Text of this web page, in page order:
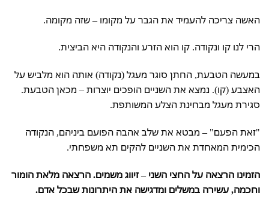
האשה צריכה להעמיד את הגבר על מקומו – שזה מקומה.
הרי לנו קו ונקודה. קו הוא הזרע והנקודה היא הביצית.
במעשה הטבעת, החתן סוגר מעגל (נקודה) אותה הוא מלביש על
האצבע (קו). נמצא את השניים הופכים יוצרות – מכאן הטבעת.
סגירת מעגל מבחינת הצלע המשותפת.
"זאת הפעם" – מבטא את שלב אהבה הפועם ביניהם, הנקודה
הכימית המאחדת את השניים להקים תא משפחתי.
הזמינו הרצאה על החצי השני – זיווג משמים. הרצאה מלאת הומור
וחכמה, עשירה במשלים ומדגישה את היתרונות שבכל אדם.